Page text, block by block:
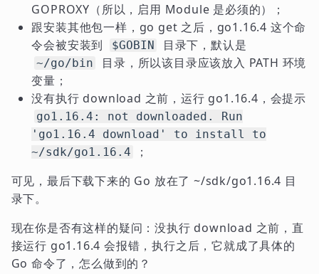
GOPROXY（所以，启用 Module 是必须的）；
跟安装其他包一样，go get 之后，go1.16.4 这个命
令会被安装到
$GOBIN 目录下，默认是
~/go/bin
目录，所以该目录应该放入 PATH 环境
变量；
没有执行 download 之前，运行 go1.16.4，会提示
go1.16.4: not downloaded. Run
'go1.16.4 download' to install to
~/sdk/go1.16.4
；
可见，最后下载下来的 Go 放在了 ~/sdk/go1.16.4 目
录下。
现在你是否有这样的疑问：没执行 download 之前，直
接运行 go1.16.4 会报错，执行之后，它就成了具体的
Go 命令了，怎么做到的？